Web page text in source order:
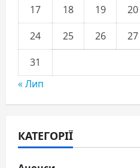
17
18 19 20
24
25 26 27
31
« Лип
КАТЕГОРІЇ